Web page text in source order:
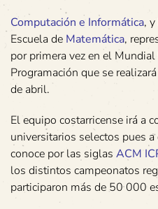
Computación e Informática,
Escuela de Matemática,
por primera vez en el
Programación que se
de abril.
El equipo costarricense irá a
universitarios selectos pues
conoce por las siglas ACM
los distintos campeonatos
participaron más de 50 000